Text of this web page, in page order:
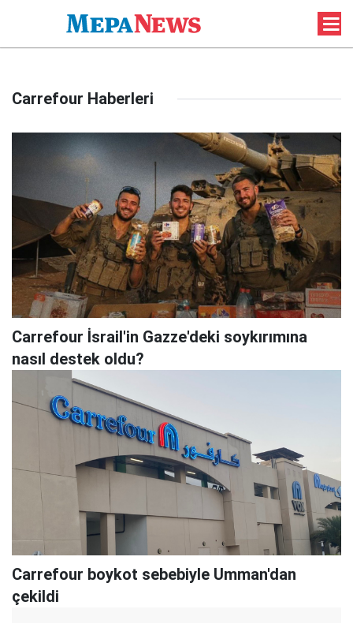
Carrefour Haberleri
Carrefour İsrail'in Gazze'deki soykırımına
nasıl destek oldu?
Carrefour boykot sebebiyle Umman'dan
çekildi